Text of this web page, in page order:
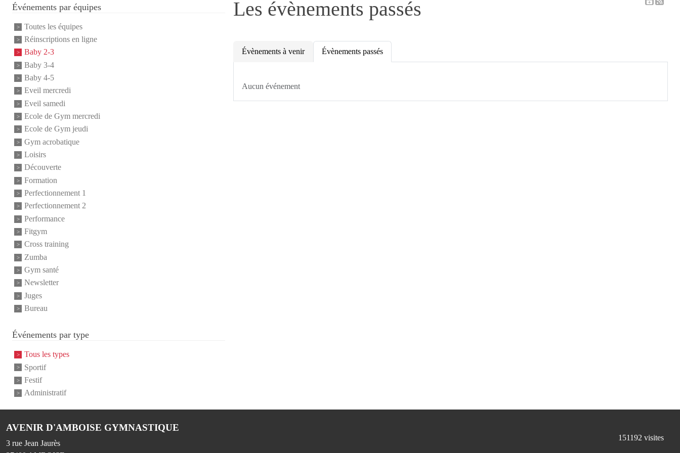
Les évènements passés
Évènements à venir Évènements passés
Aucun événement
Événements par équipes
Toutes les équipes
Réinscriptions en ligne
Baby 2-3
Baby 3-4
Baby 4-5
Eveil mercredi
Eveil samedi
Ecole de Gym mercredi
Ecole de Gym jeudi
Gym acrobatique
Loisirs
Découverte
Formation
Perfectionnement 1
Perfectionnement 2
Performance
Fitgym
Cross training
Zumba
Gym santé
Newsletter
Juges
Bureau
Événements par type
Tous les types
Sportif
Festif
Administratif
AVENIR D'AMBOISE GYMNASTIQUE
3 rue Jean Jaurès
151192 visites